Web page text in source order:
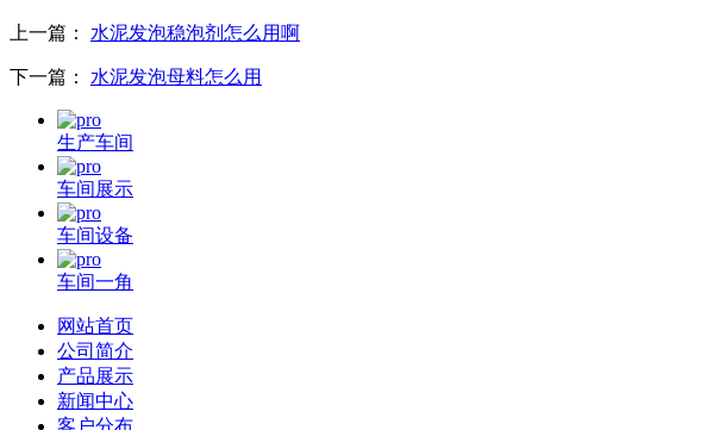
上一篇： 水泥发泡稳泡剂怎么用啊
下一篇： 水泥发泡母料怎么用
生产车间
车间展示
车间设备
车间一角
网站首页
公司简介
产品展示
新闻中心
客户分布